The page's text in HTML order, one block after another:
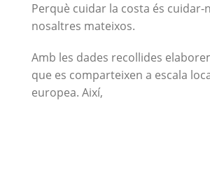
Perquè cuidar la costa és cuidar-
nosaltres mateixos.
Amb les dades recollides
que es comparteixen a escala
europea. Així,